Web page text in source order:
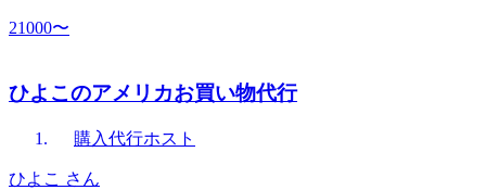
21000〜
ひよこのアメリカお買い物代行
購入代行ホスト
ひよこ さん